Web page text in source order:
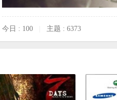
今日 : 100 主题 : 6373